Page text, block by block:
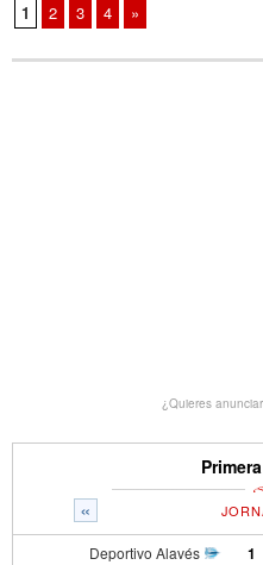
1
2 3 4 »
¿Quieres
«
Deportivo Alavés 1